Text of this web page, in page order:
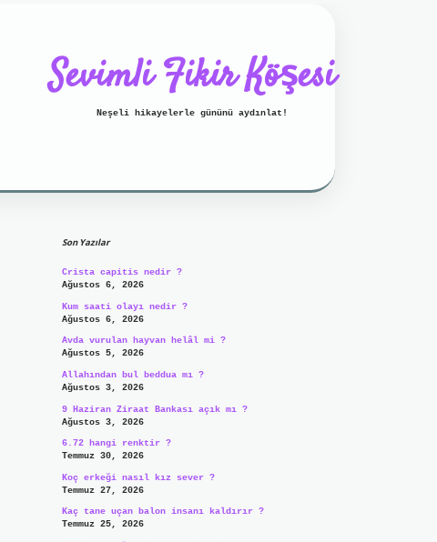
Sevimli Fikir Köşesi
Neşeli hikayelerle gününü aydınlat!
Son Yazılar
Crista capitis nedir ?
Ağustos 6, 2026
Kum saati olayı nedir ?
Ağustos 6, 2026
Avda vurulan hayvan helâl mi ?
Ağustos 5, 2026
Allahından bul beddua mı ?
Ağustos 3, 2026
9 Haziran Ziraat Bankası açık mı ?
Ağustos 3, 2026
6.72 hangi renktir ?
Temmuz 30, 2026
Koç erkeği nasıl kız sever ?
Temmuz 27, 2026
Kaç tane uçan balon insanı kaldırır ?
Temmuz 25, 2026